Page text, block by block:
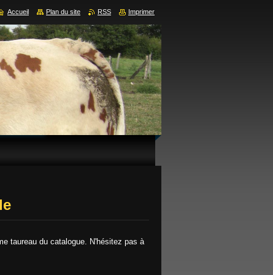
taureau du catalogue. N'hésitez pas à
Accueil Plan du site RSS Imprimer